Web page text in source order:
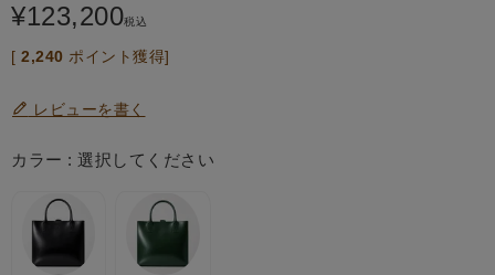
¥123,200税込
[ 2,240 ポイント獲得]
レビューを書く
カラー 選択してください